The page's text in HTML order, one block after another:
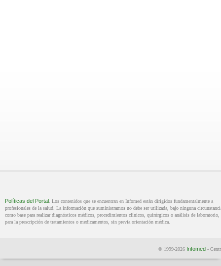
Políticas del Portal . Los contenidos que se encuentran en Infomed están dirigidos fundamentalmente a
profesionales de la salud. La información que suministramos no debe ser utilizada, bajo ninguna
como base para realizar diagnósticos médicos, procedimientos clínicos, quirúrgicos o análisis de laboratorio,
para la prescripción de tratamientos o medicamentos, sin previa orientación médica.
© 1999-2026 Infomed -